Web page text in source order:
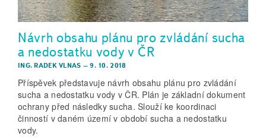
Návrh obsahu plánu pro zvládání sucha
a nedostatku vody v ČR
ING. RADEK VLNAS –9. 10. 2018
Příspěvek představuje návrh obsahu plánu pro zvládání
sucha a nedostatku vody v ČR. Plán je základní dokument
ochrany před následky sucha. Slouží ke koordinaci
činností v daném území v období sucha a nedostatku
vody.